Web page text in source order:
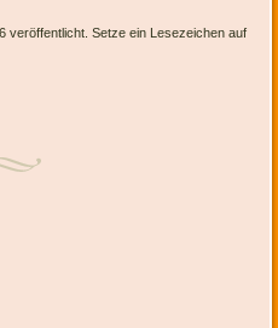
veröffentlicht. Setze ein Lesezeichen auf